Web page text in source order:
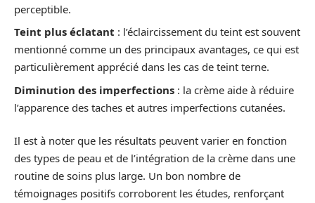
perceptible.
Teint plus éclatant : l’éclaircissement du teint est souvent
mentionné comme un des principaux avantages, ce qui est
particulièrement apprécié dans les cas de teint terne.
Diminution des imperfections : la crème aide à réduire
l’apparence des taches et autres imperfections cutanées.
Il est à noter que les résultats peuvent varier en fonction
des types de peau et de l’intégration de la crème dans une
routine de soins plus large. Un bon nombre de
témoignages positifs corroborent les études, renforçant